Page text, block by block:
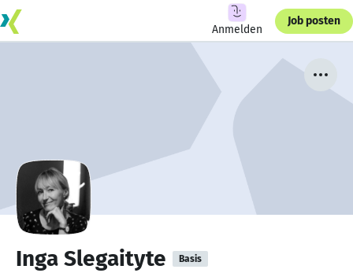
Anmelden
Job posten
Inga Slegaityte Basis